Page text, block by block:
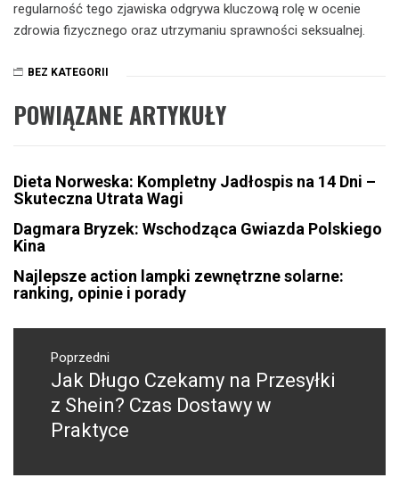
regularność tego zjawiska odgrywa kluczową rolę w ocenie
zdrowia fizycznego oraz utrzymaniu sprawności seksualnej.
BEZ KATEGORII
POWIĄZANE ARTYKUŁY
Dieta Norweska: Kompletny Jadłospis na 14 Dni –
Skuteczna Utrata Wagi
Dagmara Bryzek: Wschodząca Gwiazda Polskiego
Kina
Najlepsze action lampki zewnętrzne solarne:
ranking, opinie i porady
Nawigacja
wpisuPoprzedni
Poprzedni
wpis:
Jak Długo Czekamy na Przesyłki
z Shein? Czas Dostawy w
Praktyce